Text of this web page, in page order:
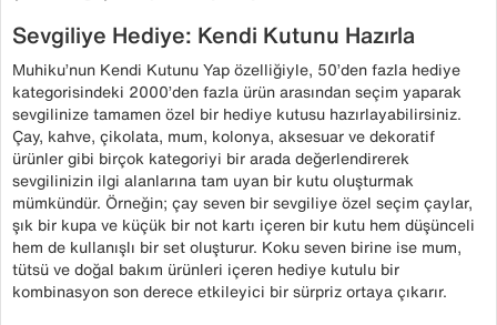
Sevgiliye Hediye: Kendi Kutunu Hazırla
Muhiku’nun Kendi Kutunu Yap özelliğiyle, 50’den fazla hediye
kategorisindeki 2000’den fazla ürün arasından seçim yaparak
sevgilinize tamamen özel bir hediye kutusu hazırlayabilirsiniz.
Çay, kahve, çikolata, mum, kolonya, aksesuar ve dekoratif
ürünler gibi birçok kategoriyi bir arada değerlendirerek
sevgilinizin ilgi alanlarına tam uyan bir kutu oluşturmak
mümkündür. Örneğin; çay seven bir sevgiliye özel seçim çaylar,
şık bir kupa ve küçük bir not kartı içeren bir kutu hem düşünceli
hem de kullanışlı bir set oluşturur. Koku seven birine ise mum,
tütsü ve doğal bakım ürünleri içeren hediye kutulu bir
kombinasyon son derece etkileyici bir sürpriz ortaya çıkarır.